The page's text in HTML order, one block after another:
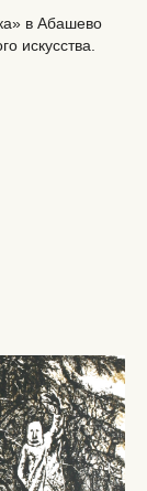
в Абашево
искусства.